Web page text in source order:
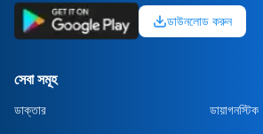
ডাউনলোড করুন
সেবা সমূহ
ডাক্তার ডায়াগনস্টিক